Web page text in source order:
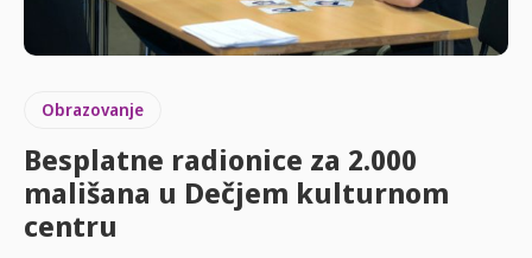
Obrazovanje
Besplatne radionice za 2.000
mališana u Dečjem kulturnom
centru